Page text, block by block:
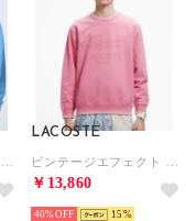
LACOSTE
￥13,860
40% 15